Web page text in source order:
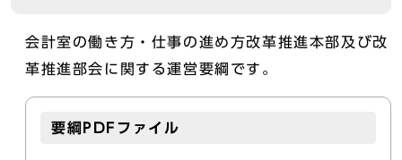
会計室の働き方・仕事の進め方改革推進本部及び改
革推進部会に関する運営要綱です。
要綱PDFファイル